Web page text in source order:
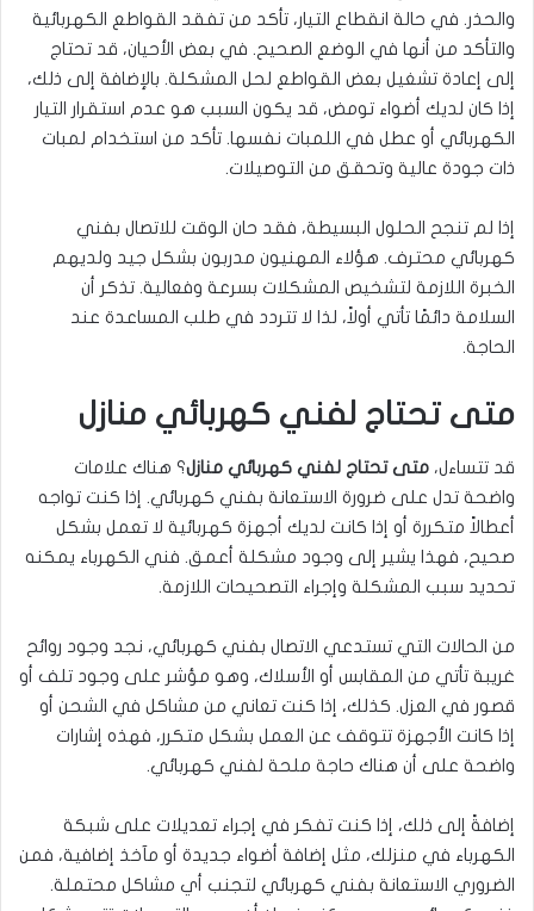
والحذر. في حالة انقطاع التيار، تأكد من تفقد القواطع الكهربائية
والتأكد من أنها في الوضع الصحيح. في بعض الأحيان، قد تحتاج
إلى إعادة تشغيل بعض القواطع لحل المشكلة. بالإضافة إلى ذلك،
إذا كان لديك أضواء تومض، قد يكون السبب هو عدم استقرار التيار
الكهربائي أو عطل في اللمبات نفسها. تأكد من استخدام لمبات
ذات جودة عالية وتحقق من التوصيلات.
إذا لم تنجح الحلول البسيطة، فقد حان الوقت للاتصال بفني
كهربائي محترف. هؤلاء المهنيون مدربون بشكل جيد ولديهم
الخبرة اللازمة لتشخيص المشكلات بسرعة وفعالية. تذكر أن
السلامة دائمًا تأتي أولاً، لذا لا تتردد في طلب المساعدة عند
الحاجة.
متى تحتاج لفني كهربائي منازل
قد تتساءل، متى تحتاج لفني كهربائي منازل؟ هناك علامات
واضحة تدل على ضرورة الاستعانة بفني كهربائي. إذا كنت تواجه
أعطالاً متكررة أو إذا كانت لديك أجهزة كهربائية لا تعمل بشكل
صحيح، فهذا يشير إلى وجود مشكلة أعمق. فني الكهرباء يمكنه
تحديد سبب المشكلة وإجراء التصحيحات اللازمة.
من الحالات التي تستدعي الاتصال بفني كهربائي، نجد وجود روائح
غريبة تأتي من المقابس أو الأسلاك، وهو مؤشر على وجود تلف أو
قصور في العزل. كذلك، إذا كنت تعاني من مشاكل في الشحن أو
إذا كانت الأجهزة تتوقف عن العمل بشكل متكرر، فهذه إشارات
واضحة على أن هناك حاجة ملحة لفني كهربائي.
إضافةً إلى ذلك، إذا كنت تفكر في إجراء تعديلات على شبكة
الكهرباء في منزلك، مثل إضافة أضواء جديدة أو مآخذ إضافية، فمن
الضروري الاستعانة بفني كهربائي لتجنب أي مشاكل محتملة.